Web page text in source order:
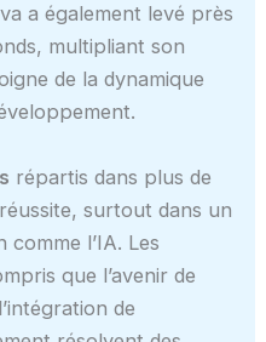
a également levé près
multipliant son
de la dynamique
répartis dans plus de
surtout dans un
l’IA. Les
que l’avenir de
de